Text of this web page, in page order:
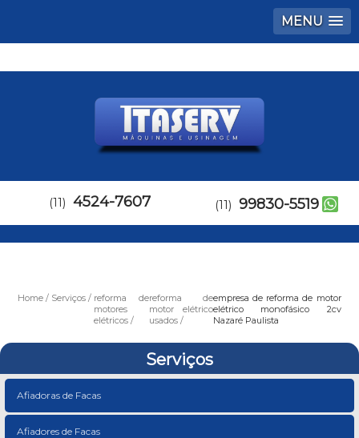
MENU
(11) 4524-7607 (11) 99830-5519
Home Serviços
reforma de
motores
elétricos
reforma de
motor elétrico
usados
empresa de reforma de motor
elétrico monofásico 2cv
Nazaré Paulista
Serviços
Afiadoras de Facas
Afiadores de Facas